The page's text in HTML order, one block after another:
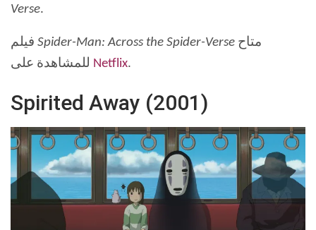
Verse.
Spider-Man: Across the Spider-Verse
Netflix.
Spirited Away (2001)